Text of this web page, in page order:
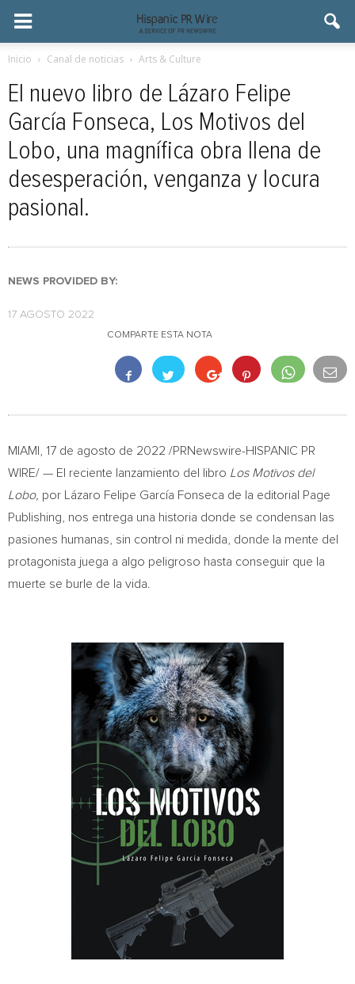
Inicio Canal de noticias Arts & Culture
El nuevo libro de Lázaro Felipe
García Fonseca, Los Motivos del
Lobo, una magnífica obra llena de
desesperación, venganza y locura
pasional.
NEWS PROVIDED BY:
17 AGOSTO 2022
COMPARTE ESTA NOTA
MIAMI
, 17 de agosto de 2022 /PRNewswire-HISPANIC PR
WIRE/ — El reciente lanzamiento del libro Los Motivos del
Lobo, por Lázaro Felipe García Fonseca de la editorial Page
Publishing, nos entrega una historia donde se condensan las
pasiones humanas, sin control ni medida, donde la mente del
protagonista juega a algo peligroso hasta conseguir que la
muerte se burle de la vida.